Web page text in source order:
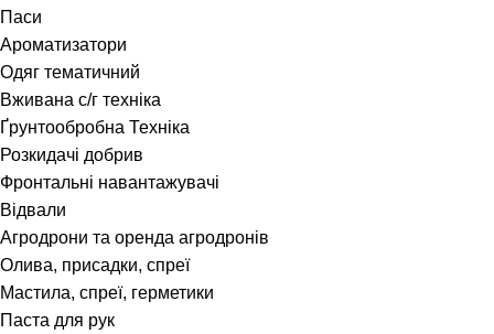
Паси
Ароматизатори
Одяг тематичний
Вживана с/г техніка
Ґрунтообробна Техніка
Розкидачі добрив
Фронтальні навантажувачі
Відвали
Агродрони та оренда агродронів
Олива, присадки, спреї
Мастила, спреї, герметики
Паста для рук